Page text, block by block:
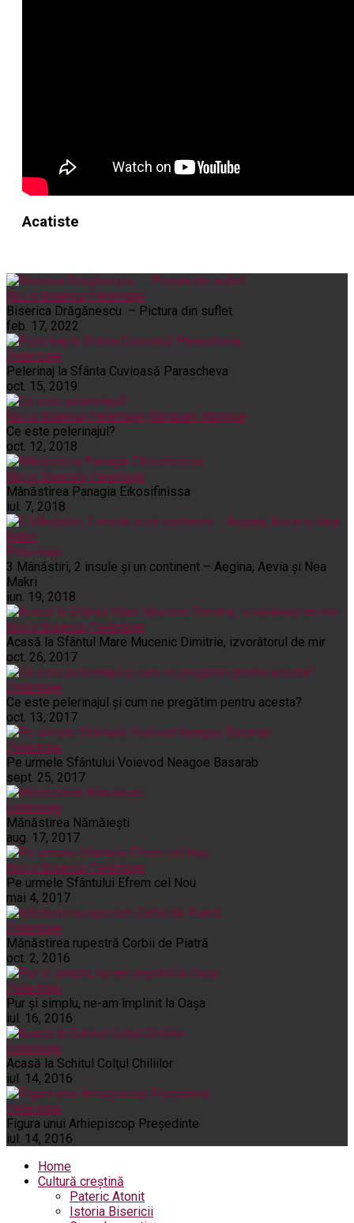
Acatiste
Noi și Biserica Pelerinaje
Biserica Drăgănescu – Pictura din suflet
feb. 17, 2022
Pelerinaje
Pelerinaj la Sfânta Cuvioasă Parascheva
oct. 15, 2019
Noi și Biserica Pelerinaje Rânduieli liturgice
Ce este pelerinajul?
oct. 12, 2018
Noi și Biserica Pelerinaje
Mânăstirea Panagia Eikosifinissa
iul. 7, 2018
Pelerinaje
3 Mânăstiri, 2 insule și un continent – Aegina, Aevia și Nea
Makri
iun. 19, 2018
Noi și Biserica Pelerinaje
Acasă la Sfântul Mare Mucenic Dimitrie, izvorâtorul de mir
oct. 26, 2017
Pelerinaje
Ce este pelerinajul şi cum ne pregătim pentru acesta?
oct. 13, 2017
Pelerinaje
Pe urmele Sfântului Voievod Neagoe Basarab
sept. 25, 2017
Pelerinaje
Mănăstirea Nămăiești
aug. 17, 2017
Noi și Biserica Pelerinaje
Pe urmele Sfântului Efrem cel Nou
mai 4, 2017
Pelerinaje
Mănăstirea rupestră Corbii de Piatră
oct. 2, 2016
Pelerinaje
Pur şi simplu, ne-am împlinit la Oaşa
iul. 16, 2016
Pelerinaje
Acasă la Schitul Colţul Chiliilor
iul. 14, 2016
Pelerinaje
Figura unui Arhiepiscop Preşedinte
iul. 14, 2016
Home
Cultură creștină
Pateric Atonit
Istoria Bisericii